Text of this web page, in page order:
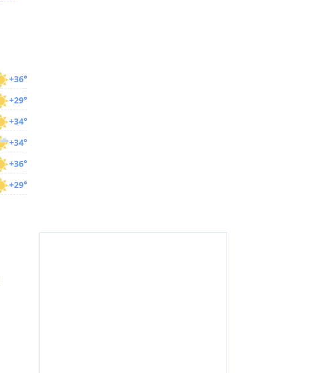
+36°
+29°
+34°
+34°
+36°
+29°